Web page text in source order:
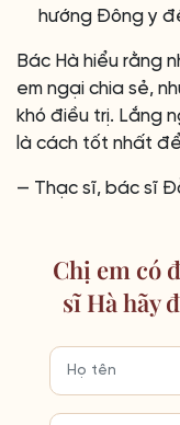
hướng Đông y
Bác Hà hiểu rằng
em ngại chia sẻ,
khó điều trị. Lắng
là cách tốt nhất
— Thạc sĩ, bác sĩ
Chị em có
sĩ Hà hãy